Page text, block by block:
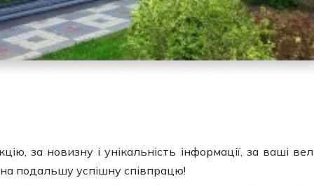
новизну і унікальність інформації, за ваші
на подальшу успішну співпрацю!